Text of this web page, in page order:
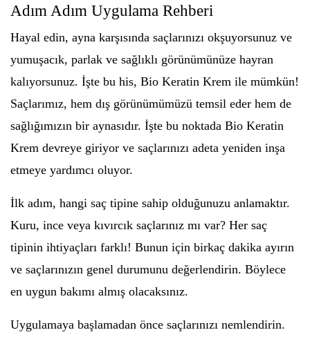
Adım Adım Uygulama Rehberi
Hayal edin, ayna karşısında saçlarınızı okşuyorsunuz ve
yumuşacık, parlak ve sağlıklı görünümünüze hayran
kalıyorsunuz. İşte bu his, Bio Keratin Krem ile mümkün!
Saçlarımız, hem dış görünümümüzü temsil eder hem de
sağlığımızın bir aynasıdır. İşte bu noktada Bio Keratin
Krem devreye giriyor ve saçlarınızı adeta yeniden inşa
etmeye yardımcı oluyor.
İlk adım, hangi saç tipine sahip olduğunuzu anlamaktır.
Kuru, ince veya kıvırcık saçlarınız mı var? Her saç
tipinin ihtiyaçları farklı! Bunun için birkaç dakika ayırın
ve saçlarınızın genel durumunu değerlendirin. Böylece
en uygun bakımı almış olacaksınız.
Uygulamaya başlamadan önce saçlarınızı nemlendirin.